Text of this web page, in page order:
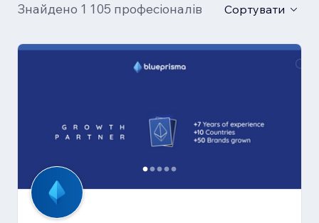
Знайдено 1 105 професіоналів Сортувати